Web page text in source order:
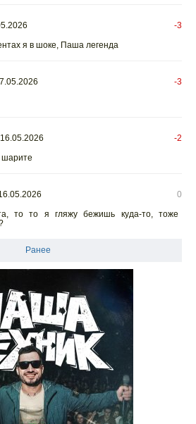
-3
я в шоке, Паша легенда
-3
-2
шарите
0
то то я гляжу бежишь куда-то, тоже
Ранее